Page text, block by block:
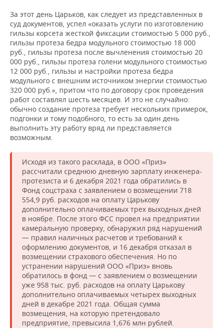
За этот день Царьков, как следует из представленных в
суд документов, успел «оказать услуги по изготовлению
гильзы корсета жесткой фиксации стоимостью 5 000 руб.,
гильзы протеза бедра модульного стоимостью 18 000
руб., гильзы протеза после вычленения стоимостью 20
000 руб., гильзы протеза голени модульного стоимостью
12 000 руб., гильзы и настройки протеза бедра
модульного с внешним источником энергии стоимостью
320 000 руб.», притом что по договору срок проведения
работ составлял шесть месяцев. И это не случайно:
обычно создание протеза требует нескольких примерок,
подгонки и тому подобного, то есть за один день
выполнить эту работу вряд ли представляется
возможным.
Исходя из такого расклада, в ООО «Приз»
рассчитали среднюю дневную зарплату инженера-
протезиста и 6 декабря 2021 года обратились в
Фонд соцстраха с заявлением о возмещении 718
554,9 руб. расходов на оплату Царькову
дополнительно оплачиваемых трех выходных дней
в ноябре. После этого ФСС провел на предприятии
камеральную проверку, обнаружил ряд нарушений
— правил наличных расчетов и требований к
оформлению документов, и 16 декабря отказал в
возмещении страхового обеспечения. Но по
устранении нарушений ООО «Приз» вновь
обратилось в фонд — с заявлением о возмещении
уже 958 тыс. руб. расходов на оплату Царькову
дополнительно оплачиваемых четырех выходных
дней в декабре 2021 года. Общая сумма
возмещения, на которую претендовало
предприятие, превысила 1,676 млн рублей.